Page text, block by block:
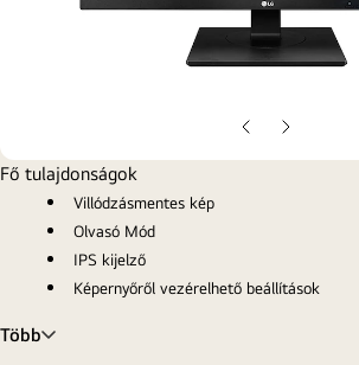
Előző
oldal
Következő
oldal
Fő tulajdonságok
Villódzásmentes kép
Olvasó Mód
IPS kijelző
Képernyőről vezérelhető beállítások
Több